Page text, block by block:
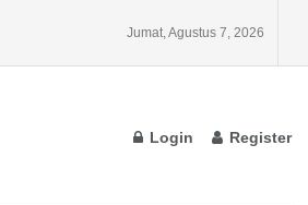
Jumat, Agustus 7, 2026
Login Register